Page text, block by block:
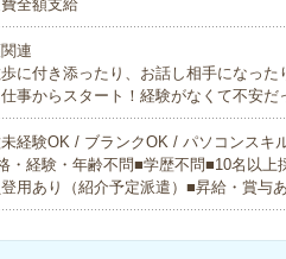
全額支給
連
に付き添ったり、お話し相手になっ
仕事からスタート！経験がなくて不安
経験OK / ブランクOK / パソコンスキ
・経験・年齢不問■学歴不問■10名以
用あり（紹介予定派遣）■昇給・賞与